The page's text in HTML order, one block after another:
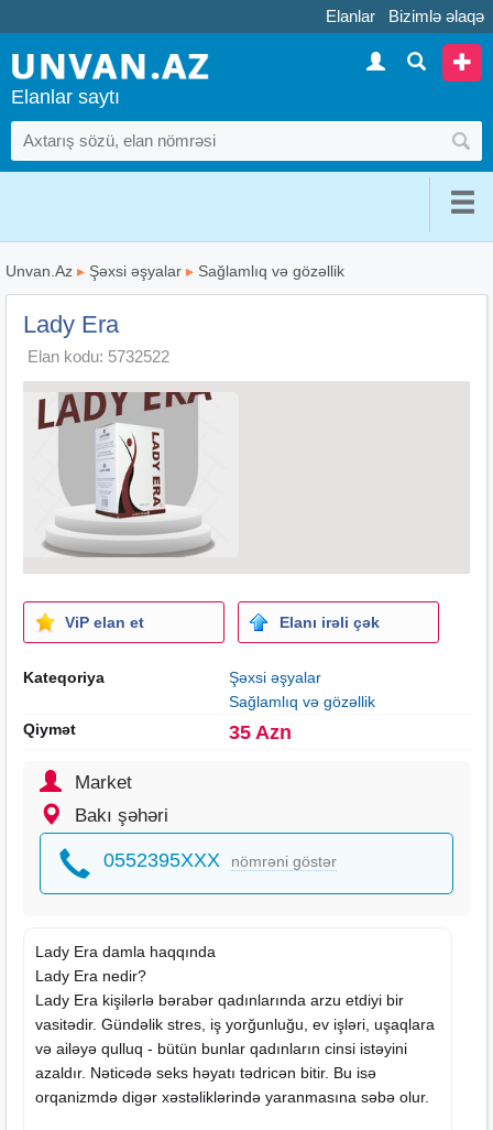
Elanlar Bizimlə əlaqə
Elanlar saytı
Unvan.Az ▸ Şəxsi əşyalar ▸ Sağlamlıq və gözəllik
Lady Era
Elan kodu: 5732522
ViP elan et Elanı irəli çək
Kateqoriya
Şəxsi əşyalar
Sağlamlıq və gözəllik
Qiymət
35 Azn
Market
Bakı şəhəri
0552395XXX nömrəni göstər
Lady Era damla haqqında
Lady Era nedir?
Lady Era kişilərlə bərabər qadınlarında arzu etdiyi bir
vasitədir. Gündəlik stres, iş yorğunluğu, ev işləri, uşaqlara
və ailəyə qulluq - bütün bunlar qadınların cinsi istəyini
azaldır. Nəticədə seks həyatı tədricən bitir. Bu isə
orqanizmdə digər xəstəliklərində yaranmasına səbə olur.